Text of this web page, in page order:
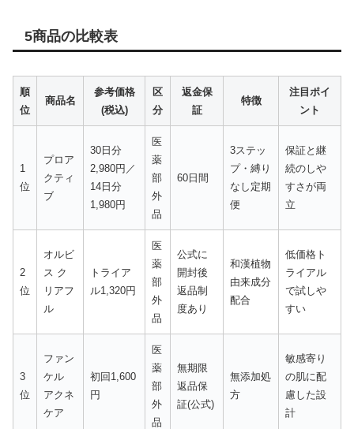
5商品の比較表
順
位
商品名
参考価格
(税込)
区
分
返金保
証
特徴
注目ポイ
ント
1
位
プロア
クティ
ブ
30日分
2,980円／
14日分
1,980円
医
薬
部
外
品
60日間
3ステッ
プ・縛り
なし定期
便
保証と継
続のしや
すさが両
立
2
位
オルビ
ス ク
リアフ
ル
トライア
ル1,320円
医
薬
部
外
品
公式に
開封後
返品制
度あり
和漢植物
由来成分
配合
低価格ト
ライアル
で試しや
すい
3
位
ファン
ケル
アクネ
ケア
初回1,600
円
医
薬
部
外
品
無期限
返品保
証(公式)
無添加処
方
敏感寄り
の肌に配
慮した設
計